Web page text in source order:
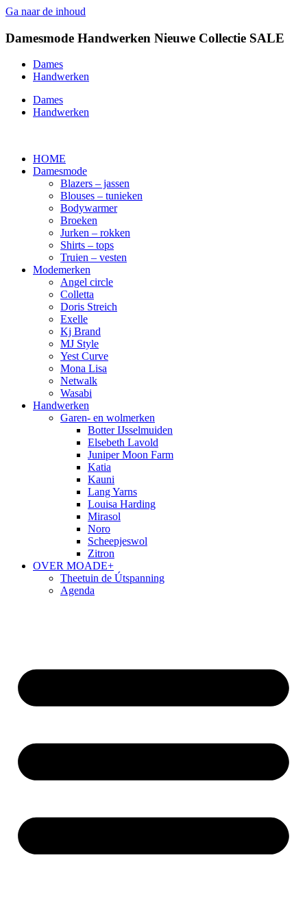
Ga naar de inhoud
Damesmode Handwerken Nieuwe Collectie SALE
Dames
Handwerken
Dames
Handwerken
HOME
Damesmode
Blazers – jassen
Blouses – tunieken
Bodywarmer
Broeken
Jurken – rokken
Shirts – tops
Truien – vesten
Modemerken
Angel circle
Colletta
Doris Streich
Exelle
Kj Brand
MJ Style
Yest Curve
Mona Lisa
Netwalk
Wasabi
Handwerken
Garen- en wolmerken
Botter IJsselmuiden
Elsebeth Lavold
Juniper Moon Farm
Katia
Kauni
Lang Yarns
Louisa Harding
Mirasol
Noro
Scheepjeswol
Zitron
OVER MOADE+
Theetuin de Útspanning
Agenda